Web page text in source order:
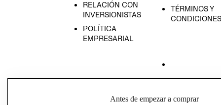
RELACIÓN CON
INVERSIONISTAS
POLÍTICA
EMPRESARIAL
TÉRMINOS Y
CONDICIONES
PRIVACIDAD
Antes de empezar a comprar